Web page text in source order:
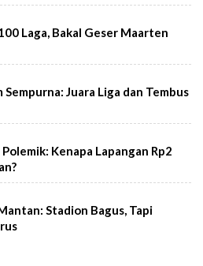
Laga, Bakal Geser Maarten
Juara Liga dan Tembus
Kenapa Lapangan Rp2
Stadion Bagus, Tapi